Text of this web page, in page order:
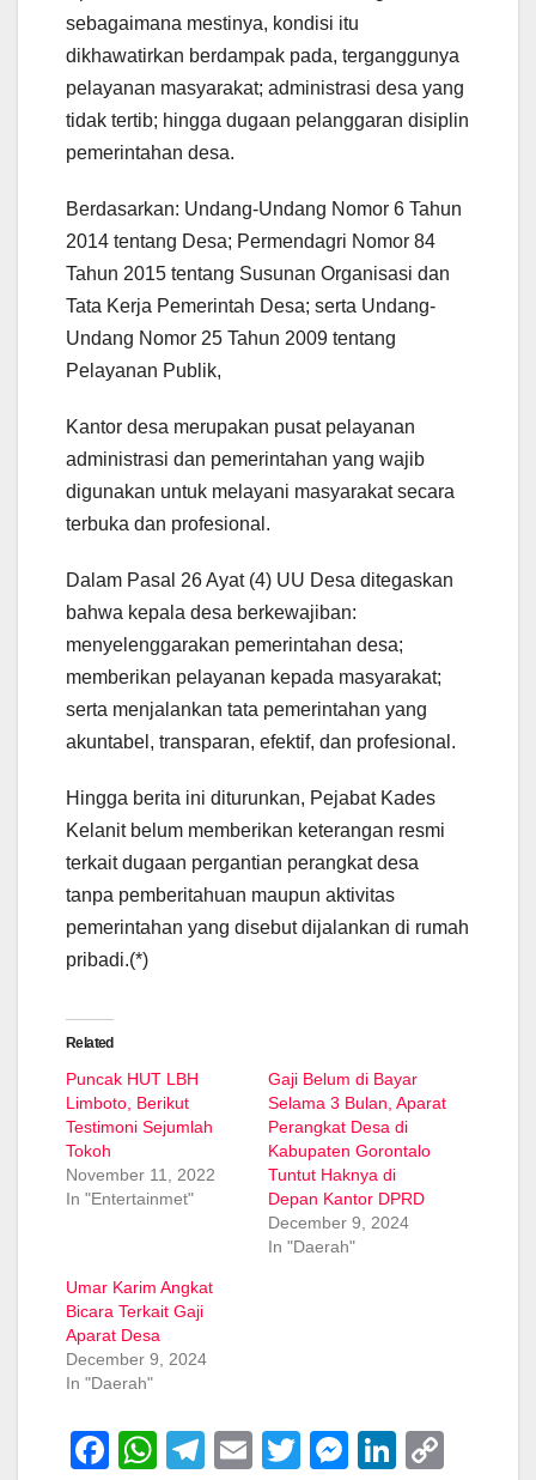
sebagaimana mestinya, kondisi itu
dikhawatirkan berdampak pada, terganggunya
pelayanan masyarakat; administrasi desa yang
tidak tertib; hingga dugaan pelanggaran disiplin
pemerintahan desa.
Berdasarkan: Undang-Undang Nomor 6 Tahun
2014 tentang Desa; Permendagri Nomor 84
Tahun 2015 tentang Susunan Organisasi dan
Tata Kerja Pemerintah Desa; serta Undang-
Undang Nomor 25 Tahun 2009 tentang
Pelayanan Publik,
Kantor desa merupakan pusat pelayanan
administrasi dan pemerintahan yang wajib
digunakan untuk melayani masyarakat secara
terbuka dan profesional.
Dalam Pasal 26 Ayat (4) UU Desa ditegaskan
bahwa kepala desa berkewajiban:
menyelenggarakan pemerintahan desa;
memberikan pelayanan kepada masyarakat;
serta menjalankan tata pemerintahan yang
akuntabel, transparan, efektif, dan profesional.
Hingga berita ini diturunkan, Pejabat Kades
Kelanit belum memberikan keterangan resmi
terkait dugaan pergantian perangkat desa
tanpa pemberitahuan maupun aktivitas
pemerintahan yang disebut dijalankan di rumah
pribadi.(*)
Related
Puncak HUT LBH
Limboto, Berikut
Testimoni Sejumlah
Tokoh
November 11, 2022
In "Entertainmet"
Gaji Belum di Bayar
Selama 3 Bulan, Aparat
Perangkat Desa di
Kabupaten Gorontalo
Tuntut Haknya di
Depan Kantor DPRD
December 9, 2024
In "Daerah"
Umar Karim Angkat
Bicara Terkait Gaji
Aparat Desa
December 9, 2024
In "Daerah"
F
W
T
E
T
M
Li